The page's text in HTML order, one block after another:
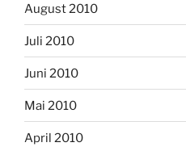
August 2010
Juli 2010
Juni 2010
Mai 2010
April 2010